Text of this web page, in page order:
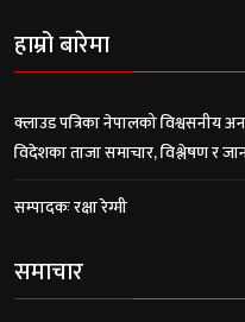
हाम्रो बारेमा
क्लाउड पत्रिका नेपालको विश्वसनीय
विदेशका ताजा समाचार, विश्लेषण र
सम्पादकः रक्षा रेग्मी
समाचार